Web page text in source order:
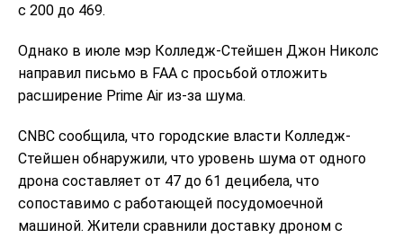
с 200 до 469.
Однако в июле мэр Колледж-Стейшен Джон Николс
направил письмо в FAA с просьбой отложить
расширение Prime Air из-за шума.
CNBC сообщила, что городские власти Колледж-
Стейшен обнаружили, что уровень шума от одного
дрона составляет от 47 до 61 децибела, что
сопоставимо с работающей посудомоечной
машиной. Жители сравнили доставку дроном с